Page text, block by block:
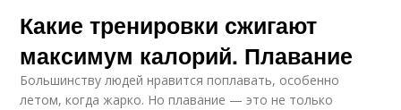
Какие тренировки сжигают
максимум калорий. Плавание
Большинству людей нравится поплавать, особенно
летом, когда жарко. Но плавание — это не только